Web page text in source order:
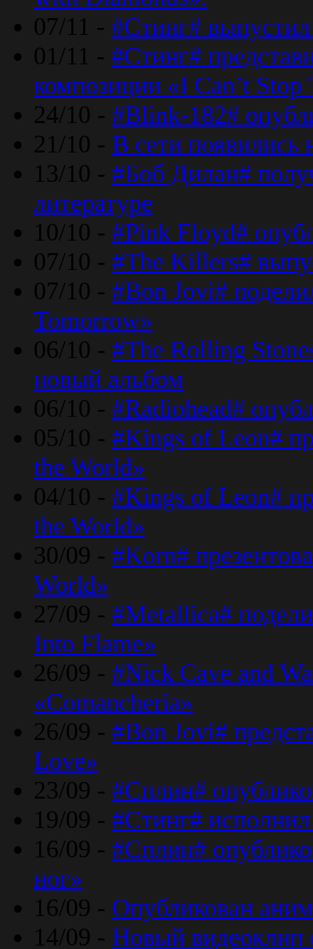
07/11 - #Стинг#
01/11 - #Стинг#
композиции «I Can’t
24/10 - #Blink-182#
21/10 - В сети появились
13/10 - #Боб Дилан#
литературе
10/10 - #Pink Floyd#
07/10 - #The Killers#
07/10 - #Bon Jovi#
Tomorrow»
06/10 - #The Rolling
новый альбом
06/10 - #Radiohead#
05/10 - #Kings of Leon#
the World»
04/10 - #Kings of Leon#
the World»
30/09 - #Korn#
World»
27/09 - #Metallica#
Into Flame»
26/09 - #Nick Cave and
«Comancheria»
26/09 - #Bon Jovi#
Love»
23/09 - #Сплин#
19/09 - #Стинг#
16/09 - #Сплин#
ног»
16/09 - Опубликован
14/09 - Новый видеоклип